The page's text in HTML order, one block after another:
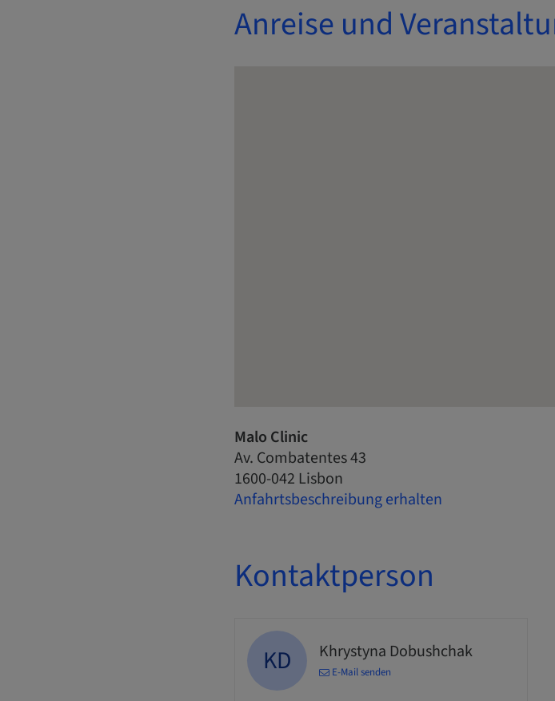
Anreise und
Malo Clinic
Av. Combatentes 43
1600-042 Lisbon
Anfahrtsbeschreibung erhalten
Kontaktperson
KD Khrystyna Dobushchak
E-Mail senden